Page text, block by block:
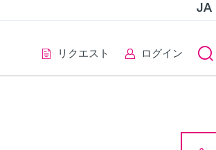
JA
リクエスト ログイン